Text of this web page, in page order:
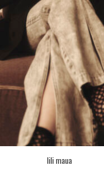
lili maua